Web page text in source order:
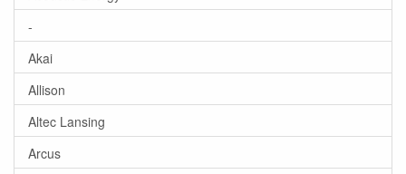
-
Akai
Allison
Altec Lansing
Arcus